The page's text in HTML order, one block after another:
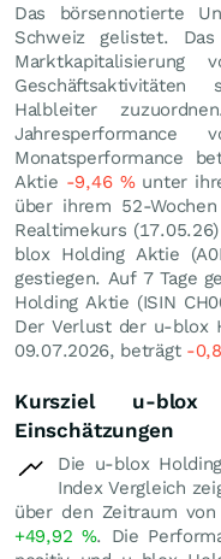
Das börsennotierte
Schweiz gelistet.
Halbleiter
Jahresperformance
Monatsperformance
Aktie -9,46 %unter
über ihrem 52-
Realtimekurs (17.05.26
blox Holding Aktie
gestiegen. Auf 7 Tage
Holding Aktie (ISIN
Der Verlust der u-blox
09.07.2026, beträgt -
Kursziel u-
Einschätzungen
Die u-blox
Index Vergleich
über den Zeitraum
+49,92 %. Die